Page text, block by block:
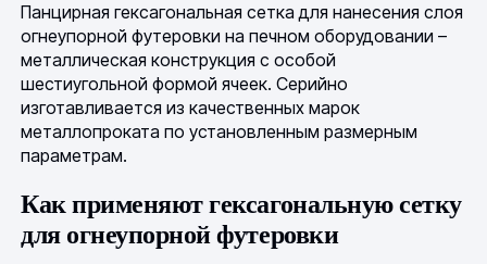
Панцирная гексагональная сетка для нанесения слоя
огнеупорной футеровки на печном оборудовании –
металлическая конструкция с особой
шестиугольной формой ячеек. Серийно
изготавливается из качественных марок
металлопроката по установленным размерным
параметрам.
Как применяют гексагональную сетку
для огнеупорной футеровки